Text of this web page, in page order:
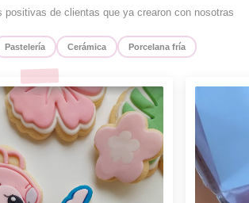
positivas de clientas que ya crearon con nosotras
Pastelería Cerámica Porcelana fría